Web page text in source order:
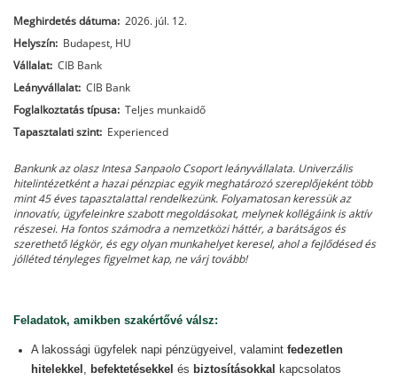
Meghirdetés dátuma: 2026. júl. 12.
Helyszín: Budapest, HU
Vállalat: CIB Bank
Leányvállalat: CIB Bank
Foglalkoztatás típusa: Teljes munkaidő
Tapasztalati szint: Experienced
Bankunk az olasz Intesa Sanpaolo Csoport leányvállalata. Univerzális
hitelintézetként a hazai pénzpiac egyik meghatározó szereplőjeként több
mint 45 éves tapasztalattal rendelkezünk. Folyamatosan keressük az
innovatív, ügyfeleinkre szabott megoldásokat, melynek kollégáink is aktív
részesei. Ha fontos számodra a nemzetközi háttér, a barátságos és
szerethető légkör, és egy olyan munkahelyet keresel, ahol a fejlődésed és
jólléted tényleges figyelmet kap, ne várj tovább!
Feladatok, amikben szakértővé válsz:
A lakossági ügyfelek napi pénzügyeivel, valamint fedezetlen
hitelekkel , befektetésekkel és biztosításokkal kapcsolatos